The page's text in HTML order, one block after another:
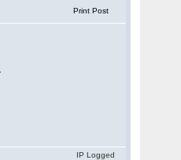
Print Post
IP Logged